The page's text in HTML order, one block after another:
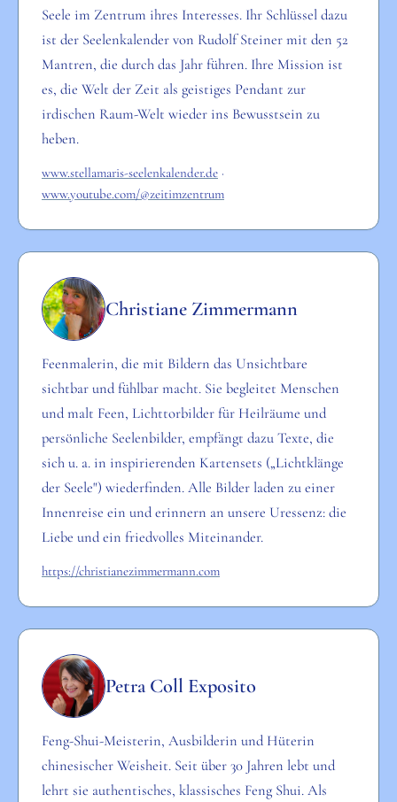
Seele im Zentrum ihres Interesses. Ihr Schlüssel dazu
ist der Seelenkalender von Rudolf Steiner mit den 52
Mantren, die durch das Jahr führen. Ihre Mission ist
es, die Welt der Zeit als geistiges Pendant zur
irdischen Raum-Welt wieder ins Bewusstsein zu
heben.
www.stellamaris-seelenkalender.de ·
www.youtube.com/@zeitimzentrum
Christiane Zimmermann
Feenmalerin, die mit Bildern das Unsichtbare
sichtbar und fühlbar macht. Sie begleitet Menschen
und malt Feen, Lichttorbilder für Heilräume und
persönliche Seelenbilder, empfängt dazu Texte, die
sich u. a. in inspirierenden Kartensets („Lichtklänge
der Seele") wiederfinden. Alle Bilder laden zu einer
Innenreise ein und erinnern an unsere Uressenz: die
Liebe und ein friedvolles Miteinander.
https://christianezimmermann.com
Petra Coll Exposito
Feng-Shui-Meisterin, Ausbilderin und Hüterin
chinesischer Weisheit. Seit über 30 Jahren lebt und
lehrt sie authentisches, klassisches Feng Shui. Als